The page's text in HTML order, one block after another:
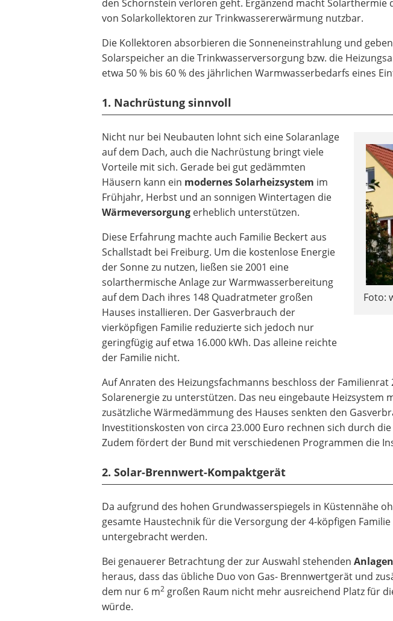
den Schornstein verloren geht. Ergänzend macht
von Solarkollektoren zur Trinkwassererwärmung nutzbar.
Die Kollektoren absorbieren die Sonneneinstrahlung und
Solarspeicher an die Trinkwasserversorgung bzw. die
etwa 50 % bis 60 % des jährlichen Warmwasserbedarfs eines
1. Nachrüstung sinnvoll
Foto:
Nicht nur bei Neubauten lohnt sich eine Solaranlage
auf dem Dach, auch die Nachrüstung bringt viele
Vorteile mit sich. Gerade bei gut gedämmten
Häusern kann ein modernes Solarheizsystem im
Frühjahr, Herbst und an sonnigen Wintertagen die
Wärmeversorgung erheblich unterstützen.
Diese Erfahrung machte auch Familie Beckert aus
Schallstadt bei Freiburg. Um die kostenlose Energie
der Sonne zu nutzen, ließen sie 2001 eine
solarthermische Anlage zur Warmwasserbereitung
auf dem Dach ihres 148 Quadratmeter großen
Hauses installieren. Der Gasverbrauch der
vierköpfigen Familie reduzierte sich jedoch nur
geringfügig auf etwa 16.000 kWh. Das alleine reichte
der Familie nicht.
Auf Anraten des Heizungsfachmanns beschloss der
Solarenergie zu unterstützen. Das neu eingebaute Heizsystem
zusätzliche Wärmedämmung des Hauses senkten den
Investitionskosten von circa 23.000 Euro rechnen sich durch
Zudem fördert der Bund mit verschiedenen Programmen die
2. Solar-Brennwert-Kompaktgerät
Da aufgrund des hohen Grundwasserspiegels in Küstennähe
gesamte Haustechnik für die Versorgung der 4-köpfigen
untergebracht werden.
Bei genauerer Betrachtung der zur Auswahl stehenden
heraus, dass das übliche Duo von Gas- Brennwertgerät und
dem nur 6 m2 großen Raum nicht mehr ausreichend Platz für
würde.